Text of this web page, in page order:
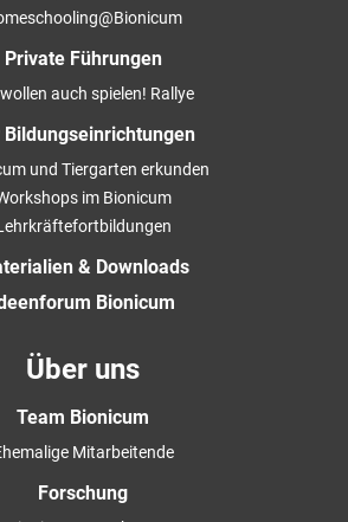
Private Führungen
auch spielen! Rallye
Bildungseinrichtungen
und Tiergarten erkunden
im Bionicum
& Downloads
Bionicum
Über uns
Team Bionicum
Mitarbeitende
Forschung